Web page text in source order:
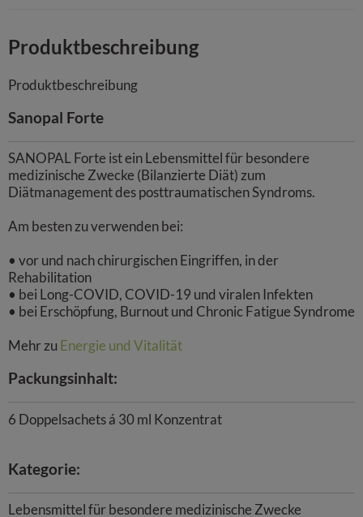
Produktbeschreibung
Produktbeschreibung
Sanopal Forte
SANOPAL Forte ist ein Lebensmittel für besondere
medizinische Zwecke (Bilanzierte Diät) zum
Diätmanagement des posttraumatischen Syndroms.
Am besten zu verwenden bei:
• vor und nach chirurgischen Eingriffen, in der
Rehabilitation
• bei Long-COVID, COVID-19 und viralen Infekten
• bei Erschöpfung, Burnout und Chronic Fatigue Syndrome
Mehr zu Energie und Vitalität
Packungsinhalt:
6 Doppelsachets á 30 ml Konzentrat
Kategorie:
Lebensmittel für besondere medizinische Zwecke